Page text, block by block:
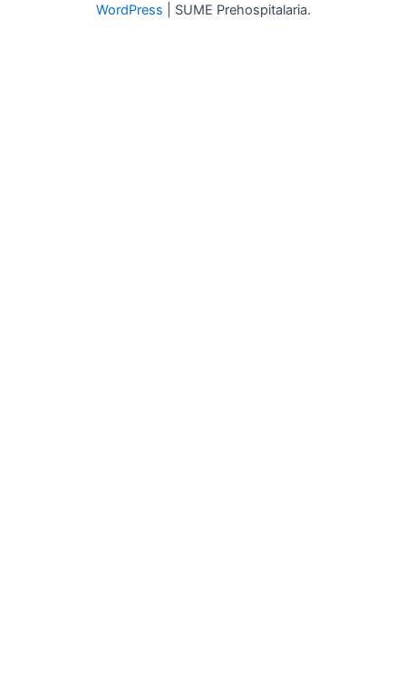
WordPress | SUME Prehospitalaria.